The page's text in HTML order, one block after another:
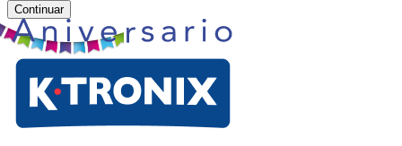
Continuar